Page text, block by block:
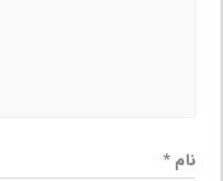
نام*